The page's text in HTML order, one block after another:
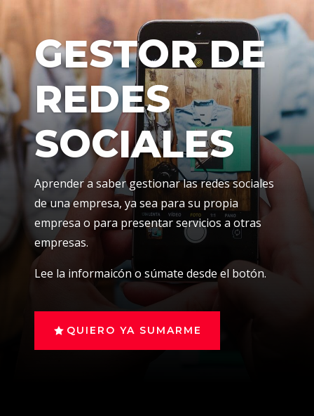
GESTOR DE
REDES
SOCIALES
Aprender a saber gestionar las redes sociales
de una empresa, ya sea para su propia
empresa o para presentar servicios a otras
empresas.
Lee la informaicón o súmate desde el botón.
QUIERO YA SUMARME